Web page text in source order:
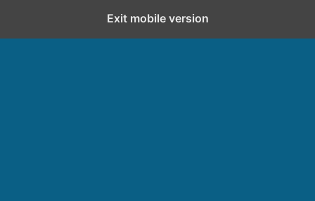
Exit mobile version